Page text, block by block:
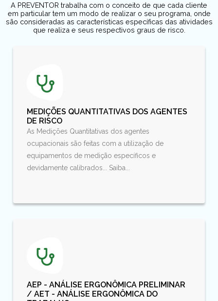
A PREVENTOR trabalha com o conceito de que cada cliente
em particular tem um modo de realizar o seu programa, onde
são consideradas as características específicas das atividades
que realiza e seus respectivos graus de risco.
MEDIÇÕES QUANTITATIVAS DOS AGENTES
DE RISCO
As Medições Quantitativas dos agentes
ocupacionais são feitas com a utilização de
equipamentos de medição específicos e
devidamente calibrados... Saiba...
AEP - ANÁLISE ERGONÔMICA PRELIMINAR
/ AET - ANÁLISE ERGONÔMICA DO